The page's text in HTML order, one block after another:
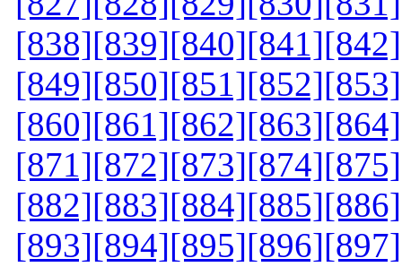
[838][839][840][841][842]
[849][850][851][852][853]
[860][861][862][863][864]
[871][872][873][874][875]
[882][883][884][885][886]
[893][894][895][896][897]